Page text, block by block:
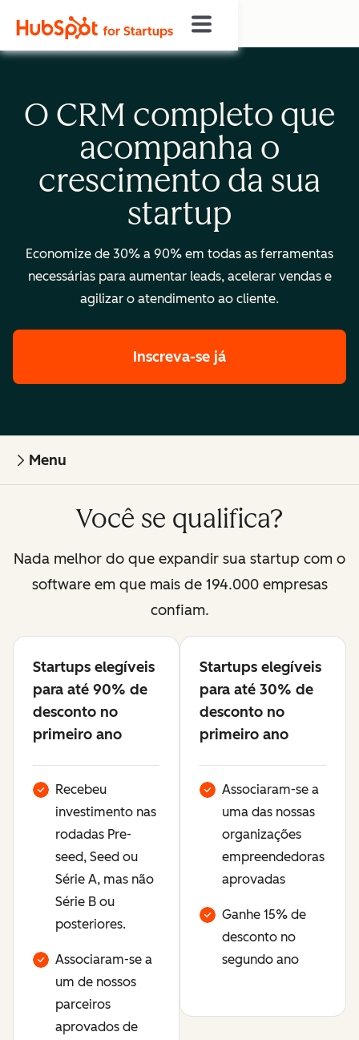
O CRM completo que
acompanha o
crescimento da sua
startup
Economize de 30% a 90% em todas as ferramentas
necessárias para aumentar leads, acelerar vendas e
agilizar o atendimento ao cliente.
Inscreva-se já
Menu
Você se qualifica?
Nada melhor do que expandir sua startup com o
software em que mais de 194.000 empresas
confiam.
Startups elegíveis
para até 90% de
desconto no
primeiro ano
Disponível
Recebeu
investimento nas
rodadas Pre-
seed, Seed ou
Série A, mas não
Série B ou
posteriores.
Associaram-se a
um de nossos
parceiros
aprovados de
Startups elegíveis
para até 30% de
desconto no
primeiro ano
Disponível
Associaram-se a
uma das nossas
organizações
empreendedoras
aprovadas
Ganhe 15% de
desconto no
segundo ano